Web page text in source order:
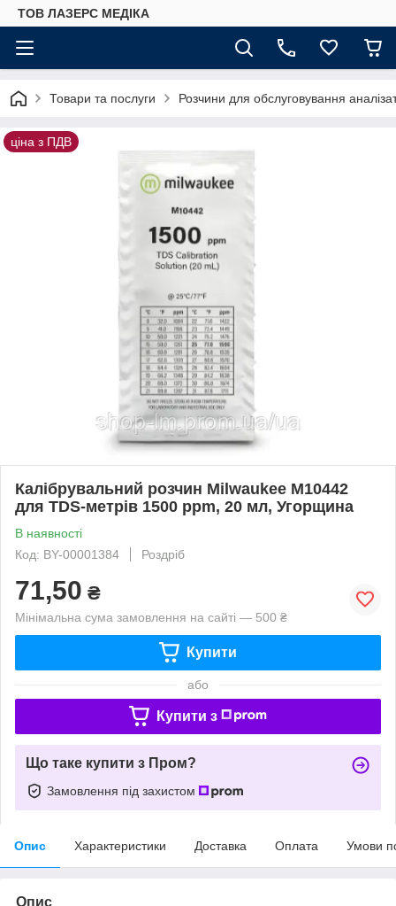
ТОВ ЛАЗЕРС МЕДІКА
Товари та послуги Розчини для обслуговування
ціна з ПДВ
Калібрувальний розчин Milwaukee M10442
для TDS-метрів 1500 ppm, 20 мл, Угорщина
В наявності
Код: BY-00001384
Роздріб
71,50 ₴
Мінімальна сума замовлення на сайті — 500 ₴
Купити
або
Купити з
Що таке купити з Пром?
Замовлення під захистом
Опис Характеристики Доставка Оплата Умови
Опис